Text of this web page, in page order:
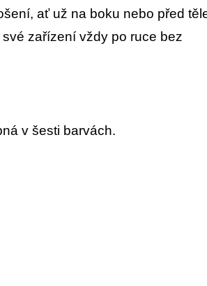
ať už na boku nebo před
zařízení vždy po ruce bez
v šesti barvách.